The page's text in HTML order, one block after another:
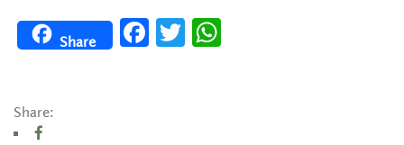
Share
FacebookTwitter
Share: